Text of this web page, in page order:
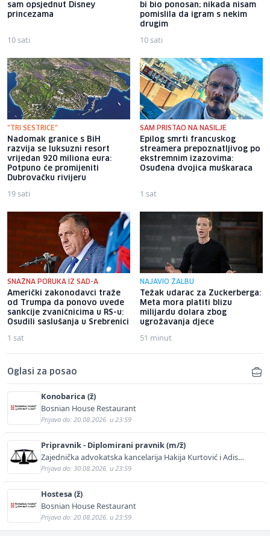
sam opsjednut Disney
princezama
10 sati
bi bio ponosan; nikada nisam
pomislila da igram s nekim
drugim
10 sati
"TRI SESTRICE"
Nadomak granice s BiH
razvija se luksuzni resort
vrijedan 920 miliona eura:
Potpuno će promijeniti
Dubrovačku rivijeru
19 sati
SAM PRISTAO NA NASILJE
Epilog smrti francuskog
streamera prepoznatljivog po
ekstremnim izazovima:
Osuđena dvojica muškaraca
1 sat
SNAŽNA PORUKA IZ SAD-A
Američki zakonodavci traže
od Trumpa da ponovo uvede
sankcije zvaničnicima u RS-u:
Osudili saslušanja u Srebrenici
1 sat
NAJAVIO ŽALBU
Težak udarac za Zuckerberga:
Meta mora platiti blizu
milijardu dolara zbog
ugrožavanja djece
51 minut
Oglasi za posao
Konobarica (ž)
Bosnian House Restaurant
Prijava do: 20.08.2026. u 23:59
Pripravnik - Diplomirani pravnik (m/ž)
Zajednička advokatska kancelarija Hakija Kurtović i Adis
Kurtović
Prijava do: 30.08.2026. u 23:59
Hostesa (ž)
Bosnian House Restaurant
Prijava do: 20.08.2026. u 23:59